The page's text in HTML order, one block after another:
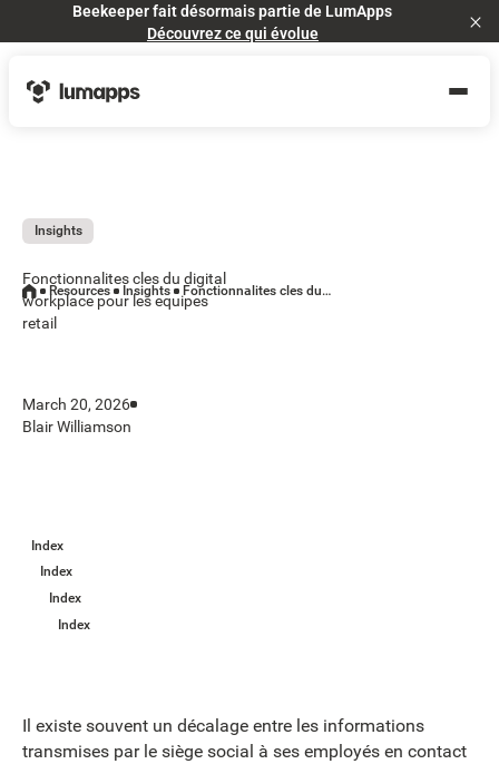
Beekeeper fait désormais partie de LumApps
Découvrez ce qui évolue
Insights
Fonctionnalites cles du digital
workplace pour les equipes
retail
March 20, 2026
Blair Williamson
Resources Insights Fonctionnalites cles du digital workplace pour les equipes retail
Index
Index
Index
Index
Il existe souvent un décalage entre les informations
transmises par le siège social à ses employés en contact